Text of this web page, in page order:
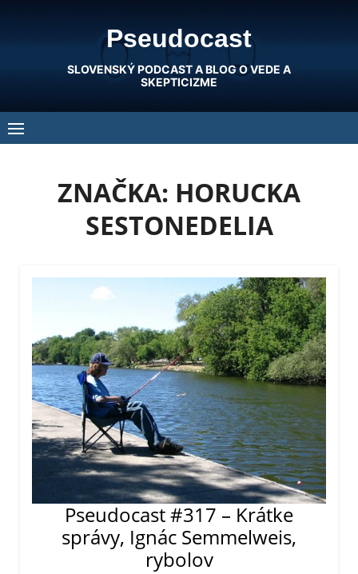
Pseudocast
SLOVENSKÝ PODCAST A BLOG O VEDE A
SKEPTICIZME
ZNAČKA: HORUCKA
SESTONEDELIA
Pseudocast #317 – Krátke
správy, Ignác Semmelweis,
rybolov